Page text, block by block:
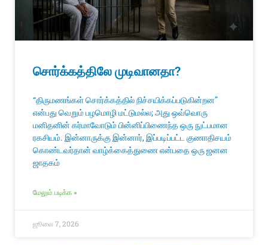
சொர்க்கத்திலே முடிவானதா?
“திருமணங்கள் சொர்க்கத்தில் நிச்சயிக்கப்படுகின்றன”
என்பது வெறும் பழமொழி மட்டுமல்ல; அது ஒவ்வொரு
மனிதனின் கர்மாவோடும் பின்னிப்பிணைந்த ஒரு நுட்பமான
ரகசியம். இன்னாருக்கு இன்னார், இப்படிப்பட்ட குணாதிசயம்
கொண்டவர்தான் வாழ்க்கைத்துணை என்பதை ஒரு ஜனன
ஜாதகம்
மேலும் படிக்க »
ஜூலை 7, 2026